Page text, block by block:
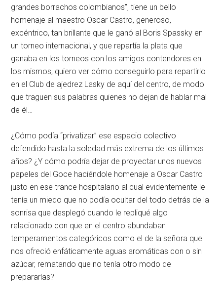
grandes borrachos colombianos”, tiene un bello
homenaje al maestro Oscar Castro, generoso,
excéntrico, tan brillante que le ganó al Boris Spassky en
un torneo internacional, y que repartía la plata que
ganaba en los torneos con los amigos contendores en
los mismos, quiero ver cómo conseguirlo para repartirlo
en el Club de ajedrez Lasky de aquí del centro, de modo
que traguen sus palabras quienes no dejan de hablar mal
de él…
¿Cómo podía “privatizar” ese espacio colectivo
defendido hasta la soledad más extrema de los últimos
años? ¿Y cómo podría dejar de proyectar unos nuevos
papeles del Goce haciéndole homenaje a Oscar Castro
justo en ese trance hospitalario al cual evidentemente le
tenía un miedo que no podía ocultar del todo detrás de la
sonrisa que desplegó cuando le repliqué algo
relacionado con que en el centro abundaban
temperamentos categóricos como el de la señora que
nos ofreció enfáticamente aguas aromáticas con o sin
azúcar, rematando que no tenía otro modo de
prepararlas?